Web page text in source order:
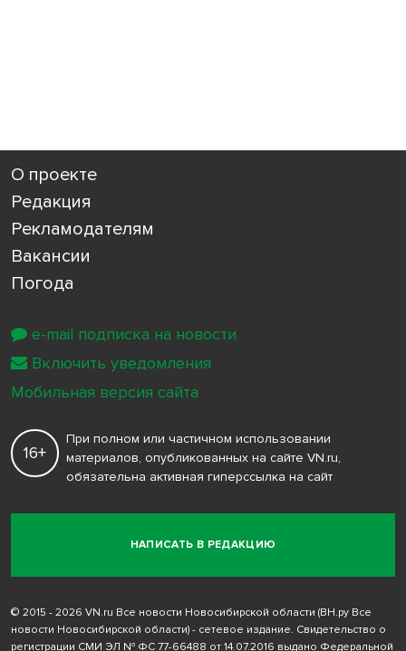
О проекте
Редакция
Рекламодателям
Вакансии
Погода
НАПИСАТЬ В РЕДАКЦИЮ
16+
При полном или частичном использовании
материалов, опубликованных на сайте VN.ru,
обязательна активная гиперссылка на сайт
© 2015 - 2026 VN.ru Все новости Новосибирской области (ВН.ру Все
новости Новосибирской области) - сетевое издание. Свидетельство о
регистрации СМИ ЭЛ № ФС 77-66488 от 14.07.2016 выдано Федеральной
e-mail подписка на новости
Включить уведомления
Мобильная версия сайта